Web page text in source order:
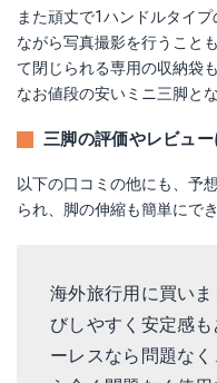
また頑丈で1ハンドルタイ
ながら写真撮影を行うこと
て閉じられる専用の収納袋
なお値段の安いミニ三脚と
三脚の評価やレビュ
以下の口コミの他にも、予
られ、脚の伸縮も簡単にで
海外旅行用に買い
びしやすく安定感
ーレスなら問題な